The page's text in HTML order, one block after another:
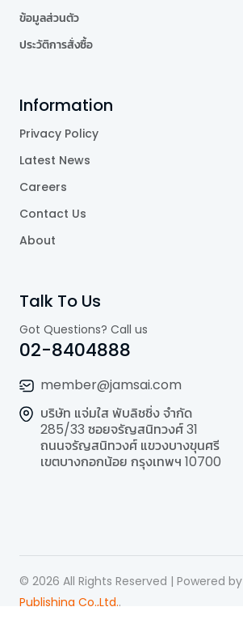
ข้อมูลส่วนตัว
ประวัติการสั่งซื้อ
Information
Privacy Policy
Latest News
Careers
Contact Us
About
Talk To Us
Got Questions? Call us
02-8404888
member@jamsai.com
บริษัท แจ่มใส พับลิชชิ่ง จำกัด
285/33 ซอยจรัญสนิทวงศ์ 31
ถนนจรัญสนิทวงศ์ แขวงบางขุนศรี
เขตบางกอกน้อย กรุงเทพฯ 10700
© 2026 All Rights Reserved | Powered by
Publishing Co.,Ltd..